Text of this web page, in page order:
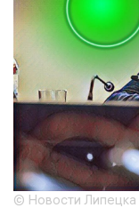
© Новости Липецка